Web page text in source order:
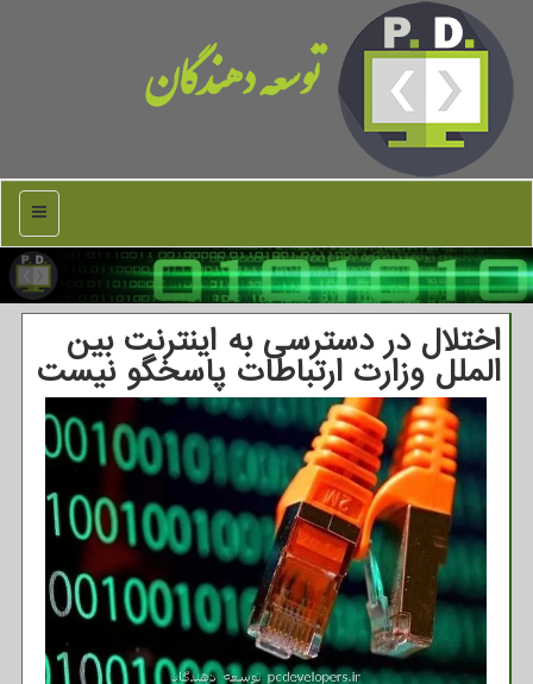
توسعه دهندگان
منو
اختلال در دسترسی به اینترنت بین
الملل وزارت ارتباطات پاسخگو نیست